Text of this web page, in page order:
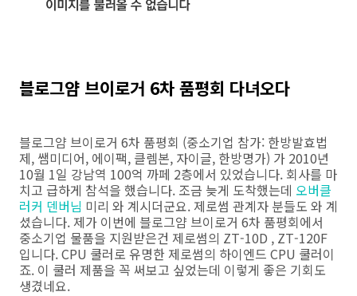
블로그얌 브이로거 6차 품평회 다녀오다
블로그얌 브이로거 6차 품평회 (중소기업 참가: 한방발효법
제, 쌤미디어, 에이팩, 클렘본, 자이글, 한방명가) 가 2010년
10월 1일 강남역 100억 까페 2층에서 있었습니다. 회사를 마
치고 급하게 참석을 했습니다. 조금 늦게 도착했는데 오버클
러커 덴버님 미리 와 계시더군요. 제로썸 관계자 분들도 와 계
셨습니다. 제가 이번에 블로그얌 브이로거 6차 품평회에서
중소기업 물품을 지원받은건 제로썸의 ZT-10D , ZT-120F
입니다. CPU 쿨러로 유명한 제로썸의 하이엔드 CPU 쿨러이
죠. 이 쿨러 제품을 꼭 써보고 싶었는데 이렇게 좋은 기회도
생겼네요.